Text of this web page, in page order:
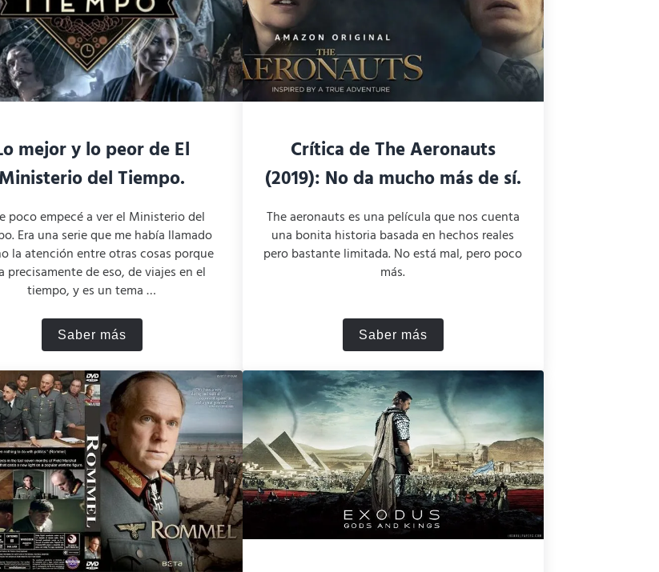
la película
mejor y lo peor de El
Ministerio del Tiempo.
poco empecé a ver el Ministerio del
Era una serie que me había llamado
la atención entre otras cosas porque
precisamente de eso, de viajes en el
tiempo, y es un tema …
Saber másLo mejor y lo peor de El Ministerio del Tiempo.
Crítica de The Aeronauts
(2019): No da mucho más de sí.
The aeronauts es una película que nos cuenta
una bonita historia basada en hechos reales
pero bastante limitada. No está mal, pero poco
más.
Saber másCrítica de The Aeronauts (2019): No da